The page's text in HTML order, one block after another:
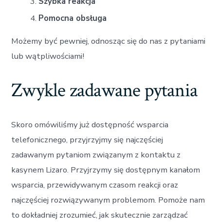
Pomocna obsługa
Możemy być pewniej, odnosząc się do nas z pytaniami
lub wątpliwościami!
Zwykle zadawane pytania
Skoro omówiliśmy już dostępność wsparcia
telefonicznego, przyjrzyjmy się najczęściej
zadawanym pytaniom związanym z kontaktu z
kasynem Lizaro. Przyjrzymy się dostępnym kanałom
wsparcia, przewidywanym czasom reakcji oraz
najczęściej rozwiązywanym problemom. Pomoże nam
to dokładniej zrozumieć, jak skutecznie zarządzać